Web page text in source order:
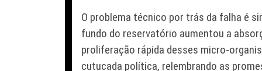
O problema técnico por trás da falha é
fundo do reservatório aumentou a
proliferação rápida desses micro-
cutucada política, relembrando as